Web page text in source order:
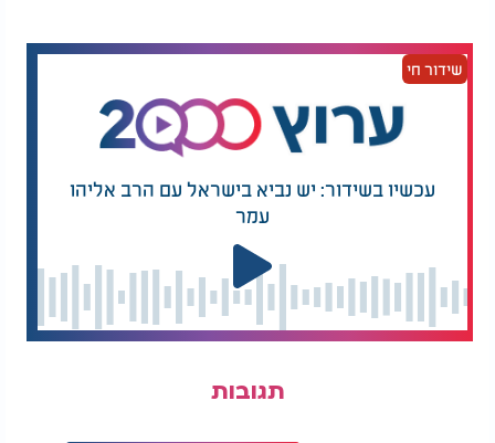
שידור חי
עכשיו בשידור: יש נביא בישראל עם הרב אליהו
עמר
תגובות